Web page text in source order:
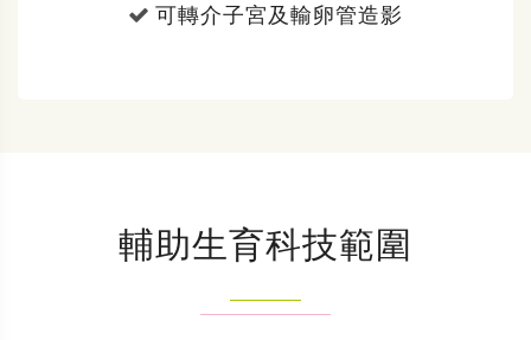
可轉介子宮及輸卵管造影
輔助生育科技範圍